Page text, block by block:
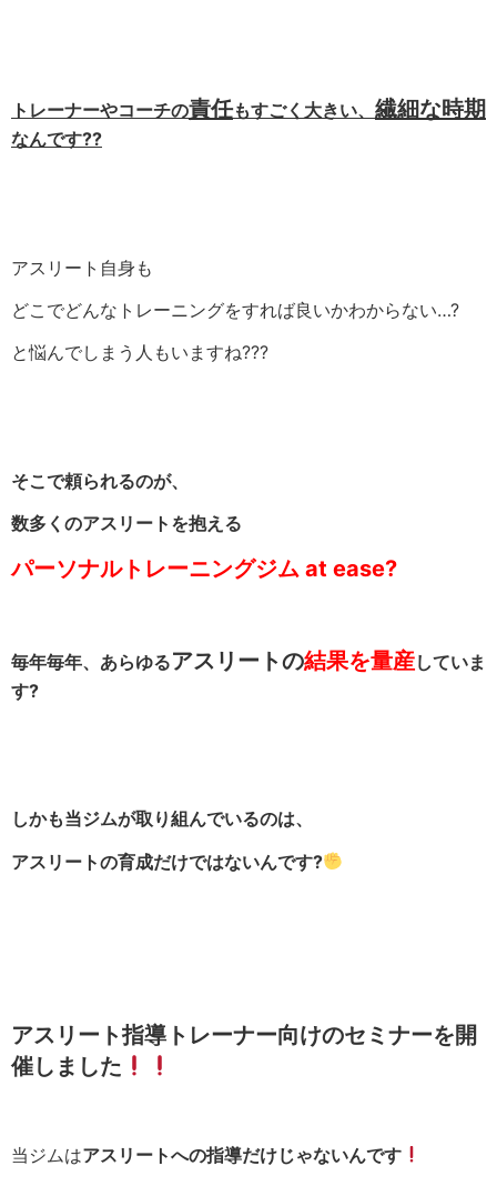
トレーナーやコーチの責任もすごく大きい、 繊細な時期
なんです??
アスリート自身も
どこでどんなトレーニングをすれば良いかわからない…?
と悩んでしまう人もいますね???
そこで頼られるのが、
数多くのアスリートを抱える
パーソナルトレーニングジム at ease?
毎年毎年、あらゆるアスリートの結果を量産していま
す?
しかも当ジムが取り組んでいるのは、
アスリートの育成だけではないんです?
アスリート指導トレーナー向けのセミナーを開
催しました
当ジムはアスリートへの指導だけじゃないんです